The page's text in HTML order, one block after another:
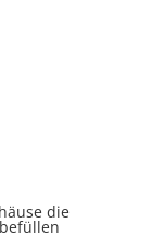
die